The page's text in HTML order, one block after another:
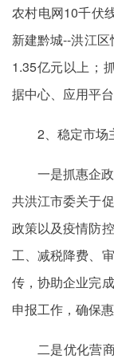
农村电网10千伏
新建黔城--洪江
1.35亿元以上；
据中心、应用平台
2、稳定市场
一是抓惠企
共洪江市委关于
政策以及疫情防
工、减税降费、
传，协助企业完
申报工作，确保
二是优化营